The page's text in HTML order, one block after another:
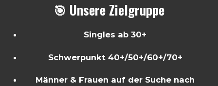
🎯 Unsere Zielgruppe
Singles ab 30+
Schwerpunkt 40+/50+/60+/70+
Männer & Frauen auf der Suche nach